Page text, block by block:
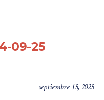
09-25
septiembre 15, 2025